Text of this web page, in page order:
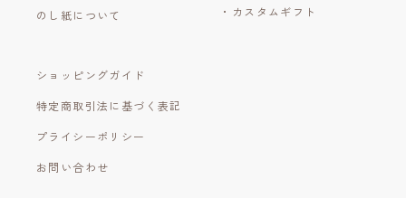
・カスタムギフト
のし紙について
ショッピングガイド
特定商取引法に基づく表記
プライシーポリシー
お問い合わせ